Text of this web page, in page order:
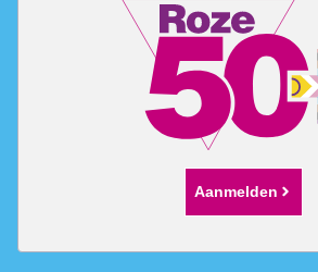
Aanmelden